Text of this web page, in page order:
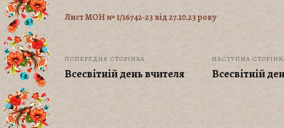
Лист МОН № 1/16742-23 від 27.10.23 року
ПОПЕРЕДНЯ СТОРІНКА
Всесвітній день вчителя
НАСТУПНА
Всесвітній